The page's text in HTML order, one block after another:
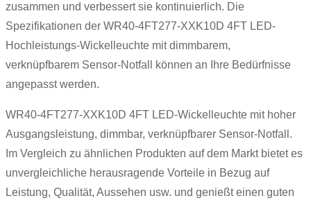
zusammen und verbessert sie kontinuierlich. Die
Spezifikationen der WR40-4FT277-XXK10D 4FT LED-
Hochleistungs-Wickelleuchte mit dimmbarem,
verknüpfbarem Sensor-Notfall können an Ihre Bedürfnisse
angepasst werden.
WR40-4FT277-XXK10D 4FT LED-Wickelleuchte mit hoher
Ausgangsleistung, dimmbar, verknüpfbarer Sensor-Notfall.
Im Vergleich zu ähnlichen Produkten auf dem Markt bietet es
unvergleichliche herausragende Vorteile in Bezug auf
Leistung, Qualität, Aussehen usw. und genießt einen guten